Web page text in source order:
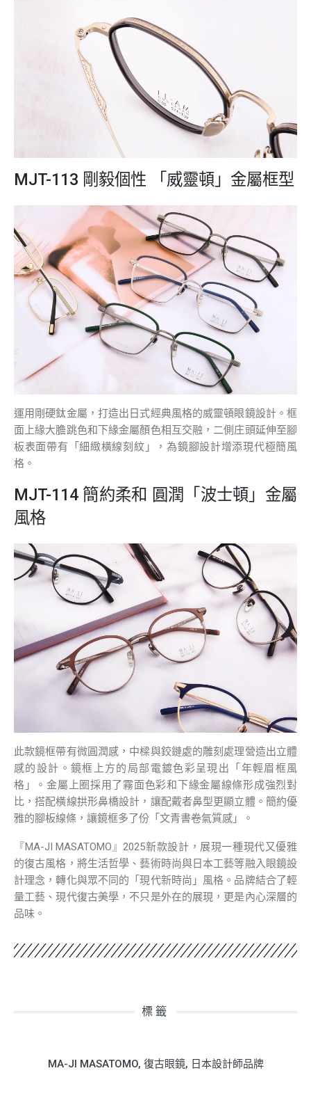
MJT-113 剛毅個性 「威靈頓」金屬框型
運用剛硬鈦金屬，打造出日式經典風格的威靈頓眼鏡設計。框
面上緣大膽跳色和下緣金屬顏色相互交融，二側庄頭延伸至腳
板表面帶有「細緻橫線刻紋」，為鏡腳設計增添現代極簡風
格。
MJT-114 簡約柔和 圓潤「波士頓」金屬
風格
此款鏡框帶有微圓潤感，中樑與鉸鏈處的雕刻處理營造出立體
感的設計。鏡框上方的局部電鍍色彩呈現出「年輕眉框風
格」。金屬上圈採用了霧面色彩和下緣金屬線條形成強烈對
比，搭配橫線拱形鼻橋設計，讓配戴者鼻型更顯立體。簡約優
雅的腳板線條，讓鏡框多了份「文青書卷氣質感」。
『MA-JI MASATOMO』2025新款設計，展現一種現代又優雅
的復古風格，將生活哲學、藝術時尚與日本工藝等融入眼鏡設
計理念，轉化與眾不同的「現代新時尚」風格。品牌結合了輕
量工藝、現代復古美學，不只是外在的展現，更是內心深層的
品味。
標籤
MA-JI MASATOMO, 復古眼鏡, 日本設計師品牌